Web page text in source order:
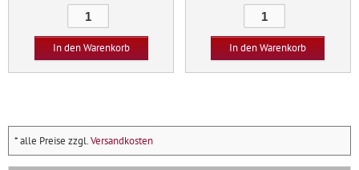
Menge
In den Warenkorb
Menge
In den Warenkorb
* alle Preise zzgl.Versandkosten